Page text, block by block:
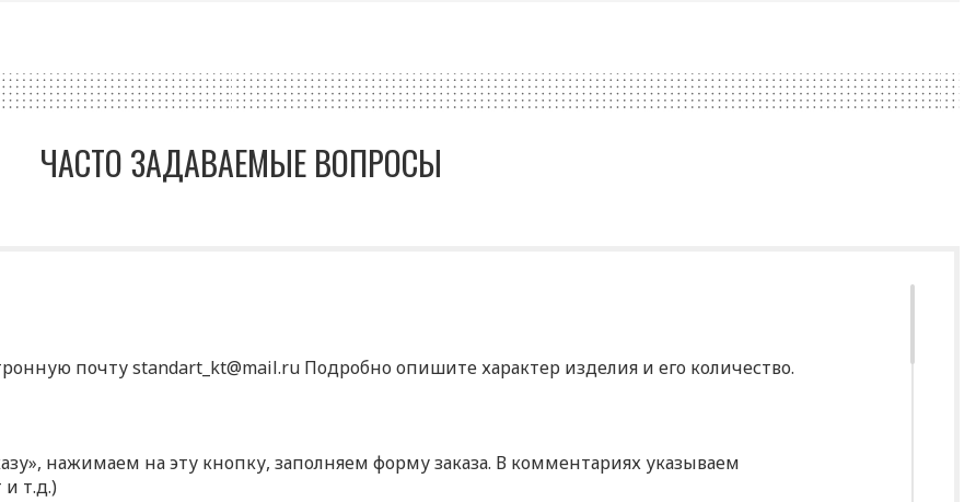
ЧАСТО ЗАДАВАЕМЫЕ ВОПРОСЫ
почту standart_kt@mail.ru Подробно опишите характер изделия и его количество.
нажимаем на эту кнопку, заполняем форму заказа. В комментариях указываем
т.д.)